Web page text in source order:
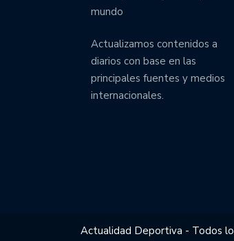
mundo
Actualizamos contenidos a
diarios con base en las
principales fuentes y medios
internacionales.
Actualidad Deportiva - Todos